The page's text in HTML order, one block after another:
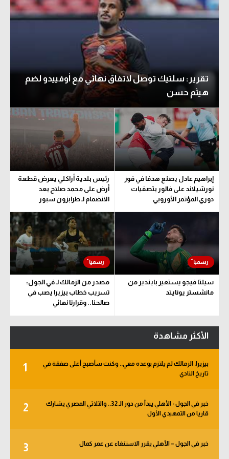
تقرير: سلتيك توصل لاتفاق نهائي مع أوفييدو لضم
هيثم حسن
إبراهيم عادل يصنع هدفا في فوز
نورشيلاند على فالور بتصفيات
دوري المؤتمر الأوروبي
رئيس بلدية أراكلي يعرض قطعة
أرض على محمد صلاح بعد
الانضمام لـ طرابزون سبور
سيلتا فيجو يستعير بايندير من
مانشستر يونايتد
مصدر من الزمالك لـ في الجول:
تسريب خطاب بيزيرا يصب في
صالحنا.. وقرارنا نهائي
الأكثر مشاهدة
1
بيزيرا: الزمالك لم يلتزم بوعده معي.. وكنت سأصبح أغلى صفقة في
تاريخ النادي
2
خبر في الجول - الأهلي يبدأ من دور الـ 32.. والثلاثي المصري يشارك
قاريا من التمهيدي الأول
3 خبر في الجول – الأهلي يقرر الاستنغاء عن عمر كمال